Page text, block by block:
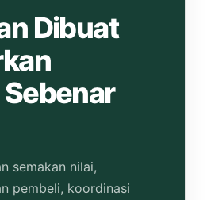
Dibuat
semakan nilai,
pembeli, koordinasi